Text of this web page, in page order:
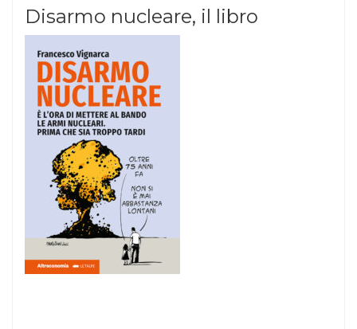
Disarmo nucleare, il libro